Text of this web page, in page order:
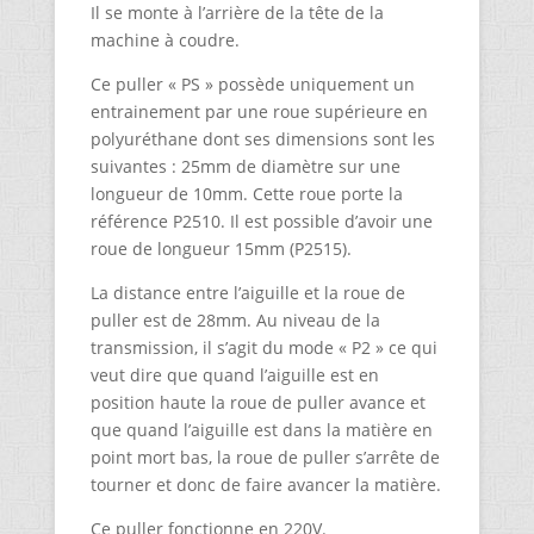
Il se monte à l’arrière de la tête de la
machine à coudre.
Ce puller « PS » possède uniquement un
entrainement par une roue supérieure en
polyuréthane dont ses dimensions sont les
suivantes : 25mm de diamètre sur une
longueur de 10mm. Cette roue porte la
référence P2510. Il est possible d’avoir une
roue de longueur 15mm (P2515).
La distance entre l’aiguille et la roue de
puller est de 28mm. Au niveau de la
transmission, il s’agit du mode « P2 » ce qui
veut dire que quand l’aiguille est en
position haute la roue de puller avance et
que quand l’aiguille est dans la matière en
point mort bas, la roue de puller s’arrête de
tourner et donc de faire avancer la matière.
Ce puller fonctionne en 220V.